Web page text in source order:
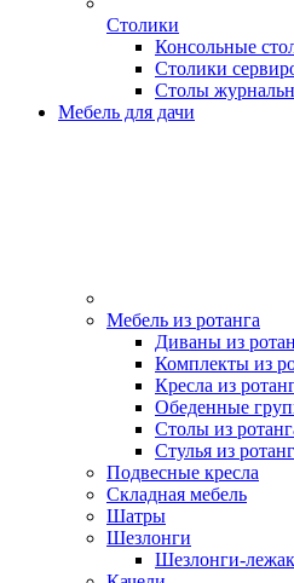
Столики
Консольные
Столики
Столы
Мебель для дачи
Мебель из ротанга
Диваны из
Комплекты из
Кресла из
Обеденные
Столы из
Стулья из
Подвесные кресла
Складная мебель
Шатры
Шезлонги
Шезлонги-